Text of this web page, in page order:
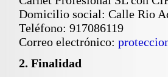
Domicilio social: Calle Rio
Teléfono: 917086119
Correo electrónico:
2. Finalidad